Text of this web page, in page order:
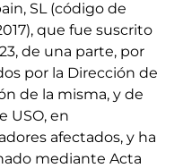
SL (código de
que fue suscrito
de una parte, por
por la Dirección de
de la misma, y de
USO, en
afectados, y ha
mediante Acta